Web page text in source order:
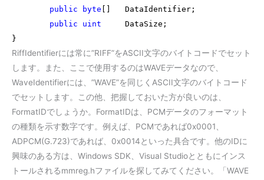
public
byte
DataIdentifier;
public
uint
DataSize;
}
RiffIdentifierには常に”RIFF”をASCII文字のバイトコードでセット
します。また、ここで使用するのはWAVEデータなので、
WaveIdentifierには、”WAVE”を同じくASCII文字のバイトコード
でセットします。この他、把握しておいた方が良いのは、
FormatIDでしょうか。FormatIDは、PCMデータのフォーマット
の種類を示す数字です。例えば、PCMであれば0x0001、
ADPCM(G.723)であれば、0x0014といった具合です。他のIDに
興味のある方は、Windows SDK、Visual Studioとともにインス
トールされるmmreg.hファイルを探してみてください。「WAVE